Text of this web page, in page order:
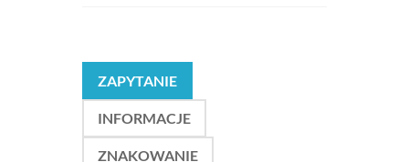
ZAPYTANIE
INFORMACJE
ZNAKOWANIE